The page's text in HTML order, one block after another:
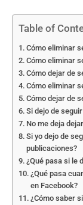
Table of
Cómo eliminar
Cómo eliminar
Cómo dejar de
Cómo eliminar
Cómo dejar de
Si dejo de
No me deja
Si yo dejo de
publicaciones?
¿Qué pasa si le
¿Qué pasa
en Facebook?
¿Cómo saber